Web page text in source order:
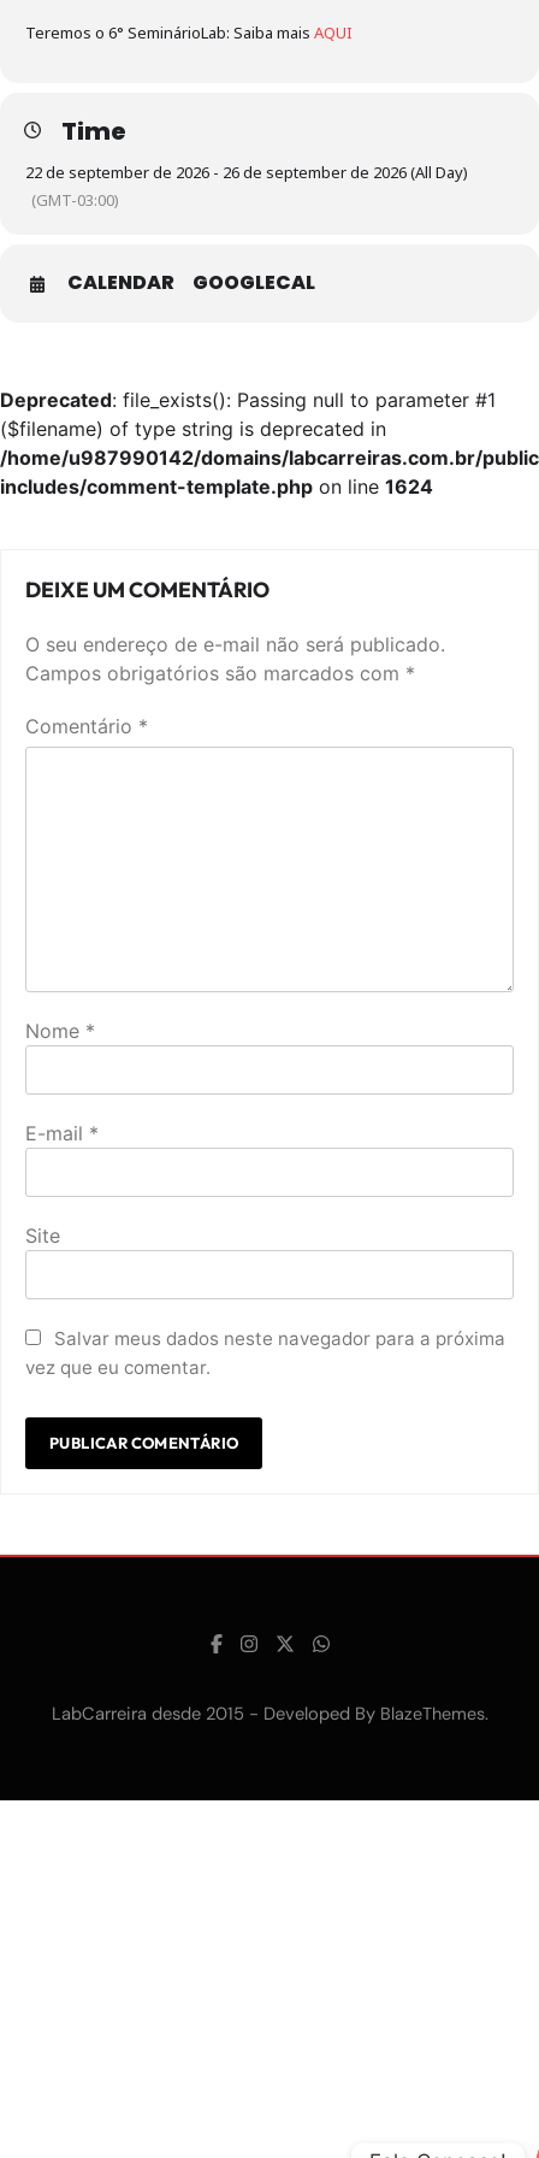
Teremos o 6° SeminárioLab: Saiba mais AQUI
Time
22 de september de 2026 - 26 de september de 2026 (All Day)
(GMT-03:00)
CALENDAR GOOGLECAL
Deprecated: file_exists(): Passing null to parameter #1
($filename) of type string is deprecated in
/home/u987990142/domains/labcarreiras.com.br/
includes/comment-template.php on line 1624
DEIXE UM COMENTÁRIO
O seu endereço de e-mail não será publicado.
Campos obrigatórios são marcados com *
Comentário *
Nome *
E-mail *
Site
Salvar meus dados neste navegador para a próxima
vez que eu comentar.
LabCarreira desde 2015 - Developed By BlazeThemes.